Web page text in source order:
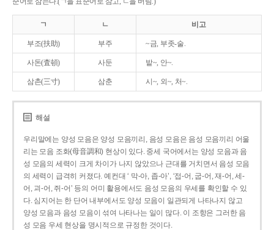
ㄱ ㄴ 비고
부조(扶助) 부주 ~금, 부좃-술.
사돈(査頓) 사둔 밭~, 안~.
삼촌(三寸) 삼춘 시~, 외~, 처~.
해설
우리말에는 양성 모음은 양성 모음끼리, 음성 모음은 음성 모음끼리 어울
리는 모음 조화(母音調和) 현상이 있다. 중세 국어에서는 양성 모음과 음
성 모음의 세력이 크게 차이가 나지 않았으나 근대를 거치면서 음성 모음
의 세력이 급격히 커졌다. 예컨대 ‘ 막-아, 좁-아’, ‘접-어, 굽-어, 재-어, 세-
어, 괴-어, 쥐-어’ 등의 어미 활용에서도 음성 모음의 우세를 확인할 수 있
다. 심지어는 한 단어 내부에서도 양성 모음이 일관되게 나타나지 않고
양성 모음과 음성 모음이 섞여 나타나는 일이 많다. 이 조항은 그러한 음
성 모음 우세 현상을 명시적으로 규정한 것이다.